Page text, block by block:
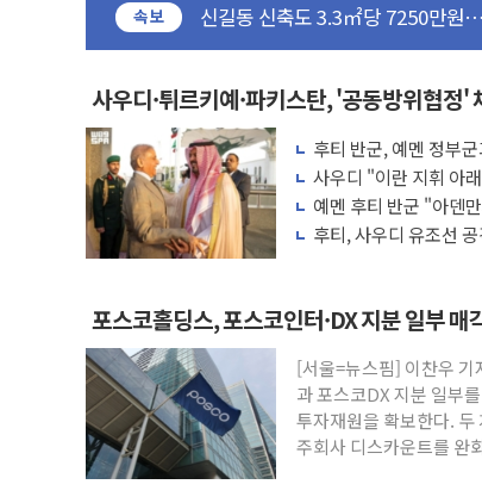
속보
용산공원·그린벨트로 또 충돌…반
[AI 부동산 투데이] 특공 전략도 '
[코인시황] 비트코인 6만4000달
[베트남 증시] 유동성 부진 지속,
'찜통더위'에 전력수요 역대 최고
후티 반군, 예멘 정부군과 사우디
42.5도 역대급 폭염…동물들도 특
경찰, 9월부터 '가족 사건' 못 맡는
포스코홀딩스, 포스코인터·DX 지분
태국 학교서 중학생 총기 난사...최소
40.2도 찍은 서울 등 폭염중대경
"文정부 악몽 재현 안돼"...李 부동
사우디·튀르키예·파키스탄, '공동방위협정
협력 구도
후티 반군, 예멘 정부
다른 중동 화약고
사우디 "이란 지휘 아
항만 표적"
예멘 후티 반군 "아덴
격"
후티, 사우디 유조선
포스코홀딩스, 포스코인터·DX 지분 일부 매
[서울=뉴스핌] 이찬우 기
과 포스코DX 지분 일부
투자재원을 확보한다. 두
주회사 디스카운트를 완